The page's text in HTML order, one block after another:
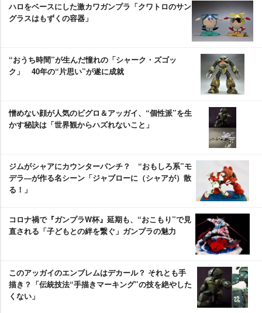
ハロをベースにした激カワガンプラ「クワトロのサン
グラスはもずくの容器」
“おうち時間”が生んだ憧れの「シャーク・ズゴッ
ク」 40年の“片思い”が遂に成就
憎めない顔が人気のビグロ＆アッガイ、“個性派”を生
かす秘訣は「世界観からハズれないこと」
ジムがシャアにカウンターパンチ？ “おもしろ系”モ
デラ―が作る名シーン「ジャブローに（シャアが）散
る！」
コロナ禍で『ガンプラW杯』延期も、“おこもり”で見
直される「子どもとの絆を繋ぐ」ガンプラの魅力
このアッガイのエンブレムはデカール？ それとも手
描き？「伝統技法“手描きマーキング”の技を絶やした
くない」